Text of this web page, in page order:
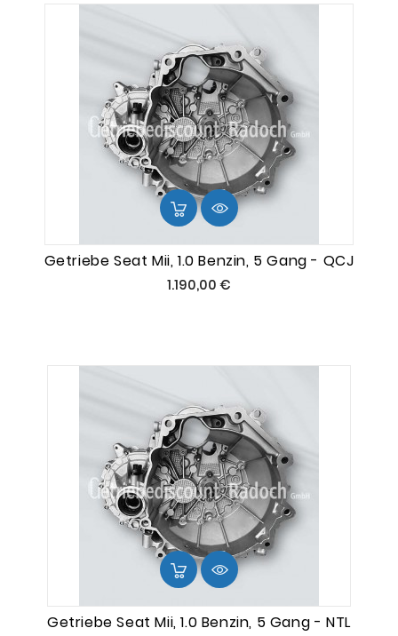
Getriebe Seat Mii, 1.0 Benzin, 5 Gang - QCJ
1.190,00 €
Getriebe Seat Mii, 1.0 Benzin, 5 Gang - NTL